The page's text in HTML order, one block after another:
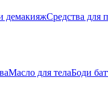
демакияжСредства для
Масло для телаБоди